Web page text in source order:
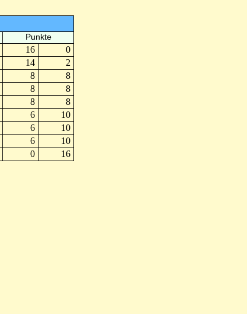
Punkte
16
0
14
2
8
8
8
8
8
8
6
10
6
10
6
10
0 16